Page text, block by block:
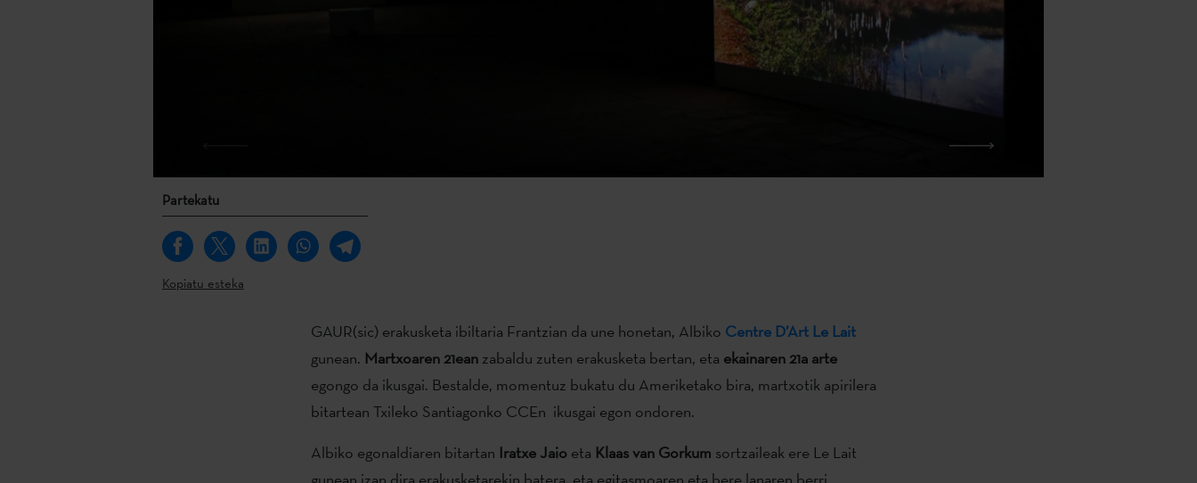
Partekatu
Kopiatu esteka
GAUR(sic) erakusketa ibiltaria Frantzian da une honetan, Albiko Centre D’Art Le Lait
gunean. Martxoaren 21eanzabaldu zuten erakusketa bertan, eta ekainaren 21a arte
egongo da ikusgai. Bestalde, momentuz bukatu du Ameriketako bira, martxotik apirilera
bitartean Txileko Santiagonko CCEn ikusgai egon ondoren.
Albiko egonaldiaren bitartan Iratxe Jaio eta Klaas van Gorkum sortzaileak ere Le Lait
gunean izan dira erakusketarekin batera, eta egitasmoaren eta bere lanaren berri